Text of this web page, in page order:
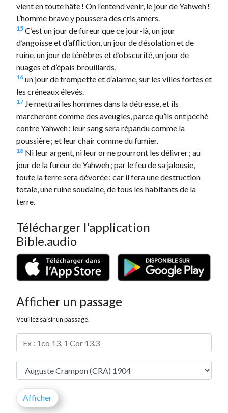
vient en toute hâte ! On l’entend venir, le jour de Yahweh !
L’homme brave y poussera des cris amers.
15 C’est un jour de fureur que ce jour-là, un jour
d’angoisse et d’affliction, un jour de désolation et de
ruine, un jour de ténèbres et d’obscurité, un jour de
nuages et d’épais brouillards,
16 un jour de trompette et d’alarme, sur les villes fortes et
les créneaux élevés.
17 Je mettrai les hommes dans la détresse, et ils
marcheront comme des aveugles, parce qu’ils ont péché
contre Yahweh ; leur sang sera répandu comme la
poussière ; et leur chair comme du fumier.
18 Ni leur argent, ni leur or ne pourront les délivrer ; au
jour de la fureur de Yahweh ; par le feu de sa jalousie,
toute la terre sera dévorée ; car il fera une destruction
totale, une ruine soudaine, de tous les habitants de la
terre.
Télécharger l'application
Bible.audio
Afficher un passage
Veuillez saisir un passage.